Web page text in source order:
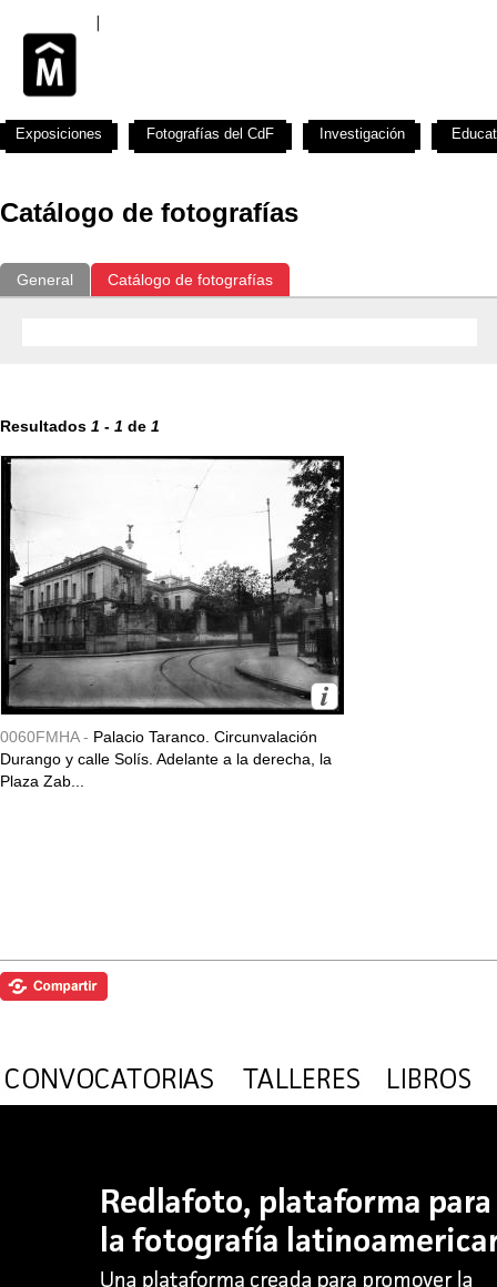
Catálogo de fotografías
General Catálogo de fotografías
Resultados 1 - 1 de 1
0060FMHA - Palacio Taranco. Circunvalación
Durango y calle Solís. Adelante a la derecha, la
Plaza Zab...
Exposiciones Fotografías del CdF Investigación